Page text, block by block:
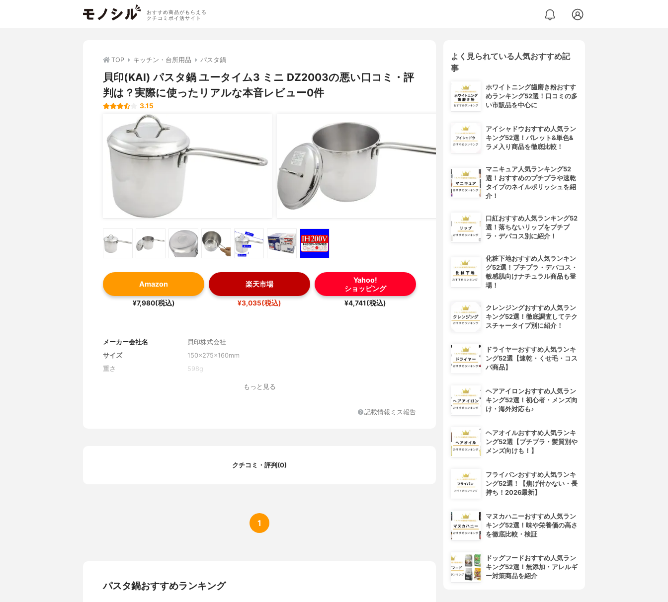
おすすめ商品がもらえる
クチコミポイ活サイト
TOP キッチン・台所用品 パスタ鍋
貝印(KAI) パスタ鍋 ユータイム3 ミニ DZ2003の悪い口コミ・評
判は？実際に使ったリアルな本音レビュー0件
3.15
Amazon
¥7,980(税込)
楽天市場
¥3,035(税込)
Yahoo!
ショッピング
¥4,741(税込)
メーカー会社名
貝印株式会社
サイズ
150×275×160mm
重さ
598g
もっと見る
記載情報ミス報告
クチコミ・評判(0)
1
パスタ鍋おすすめランキング
よく見られている人気おすすめ記
事
ホワイトニング歯磨き粉おすす
めランキング52選！口コミの多
い市販品を中心に
アイシャドウおすすめ人気ラン
キング52選！パレット&単色&
ラメ入り商品を徹底比較！
マニキュア人気ランキング52
選！おすすめのプチプラや速乾
タイプのネイルポリッシュを紹
介！
口紅おすすめ人気ランキング52
選！落ちないリップをプチプ
ラ・デパコス別に紹介！
化粧下地おすすめ人気ランキン
グ52選！プチプラ・デパコス・
敏感肌向けナチュラル商品も登
場！
クレンジングおすすめ人気ラン
キング52選！徹底調査してテク
スチャータイプ別に紹介！
ドライヤーおすすめ人気ランキ
ング52選【速乾・くせ毛・コス
パ商品】
ヘアアイロンおすすめ人気ラン
キング52選！初心者・メンズ向
け・海外対応も♪
ヘアオイルおすすめ人気ランキ
ング52選【プチプラ・髪質別や
メンズ向けも！】
フライパンおすすめ人気ランキ
ング52選！【焦げ付かない・長
持ち！2026最新】
マヌカハニーおすすめ人気ラン
キング52選！味や栄養価の高さ
を徹底比較・検証
ドッグフードおすすめ人気ラン
キング52選！無添加・アレルギ
ー対策商品を紹介